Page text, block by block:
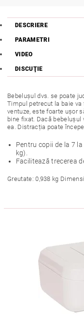
DESCRIERE
PARAMETRI
VIDEO
DISCUŢIE
Bebelușul dvs. se poate
Timpul petrecut la baie
ventuze, este foarte ușor
bine fixat. Dacă bebelușul
ea. Distracția poate
Pentru copii de la 7
kg).
Facilitează trecerea
Greutate: 0,938 kg